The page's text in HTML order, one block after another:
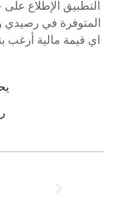
التطبيق الإطلاع
المتوفرة في
اي قيمة مالية